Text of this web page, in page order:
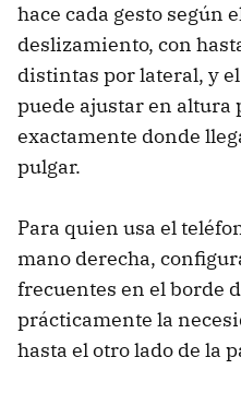
hace cada gesto según
deslizamiento, con
distintas por lateral, y
puede ajustar en altura
exactamente donde
pulgar.
Para quien usa el
mano derecha,
frecuentes en el borde
prácticamente la
hasta el otro lado de la